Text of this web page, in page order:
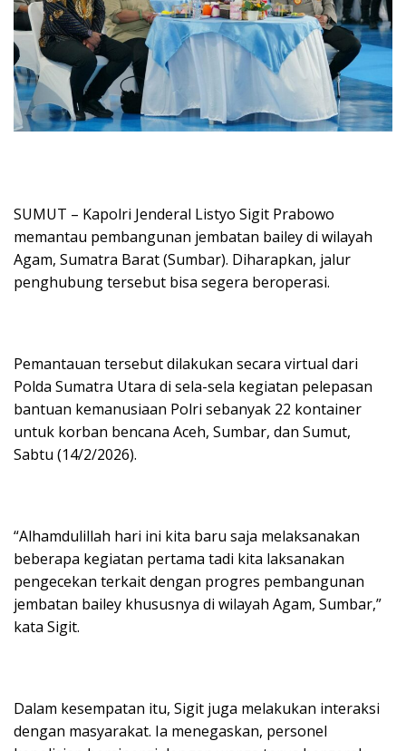
SUMUT – Kapolri Jenderal Listyo Sigit Prabowo
memantau pembangunan jembatan bailey di wilayah
Agam, Sumatra Barat (Sumbar). Diharapkan, jalur
penghubung tersebut bisa segera beroperasi.
Pemantauan tersebut dilakukan secara virtual dari
Polda Sumatra Utara di sela-sela kegiatan pelepasan
bantuan kemanusiaan Polri sebanyak 22 kontainer
untuk korban bencana Aceh, Sumbar, dan Sumut,
Sabtu (14/2/2026).
“Alhamdulillah hari ini kita baru saja melaksanakan
beberapa kegiatan pertama tadi kita laksanakan
pengecekan terkait dengan progres pembangunan
jembatan bailey khususnya di wilayah Agam, Sumbar,”
kata Sigit.
Dalam kesempatan itu, Sigit juga melakukan interaksi
dengan masyarakat. Ia menegaskan, personel